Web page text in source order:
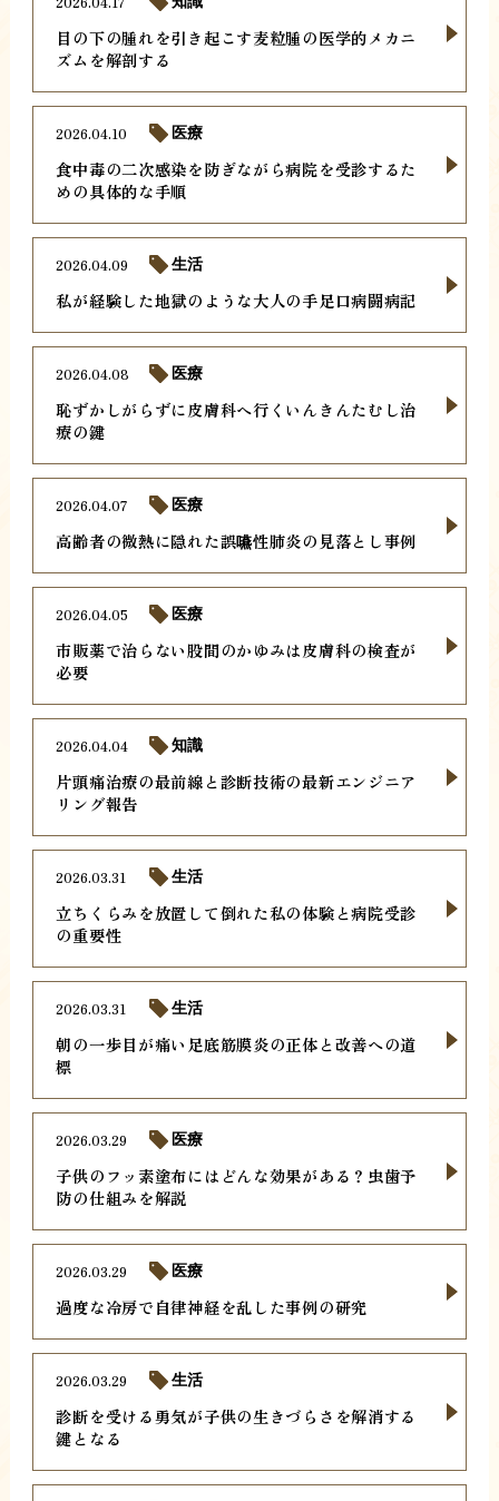
目の下の腫れを引き起こす麦粒腫の医学的メカニ
ズムを解剖する
食中毒の二次感染を防ぎながら病院を受診するた
めの具体的な手順
2026.04.10 医療
私が経験した地獄のような大人の手足口病闘病記
2026.04.09 生活
恥ずかしがらずに皮膚科へ行くいんきんたむし治
療の鍵
2026.04.08 医療
高齢者の微熱に隠れた誤嚥性肺炎の見落とし事例
2026.04.07 医療
市販薬で治らない股間のかゆみは皮膚科の検査が
必要
2026.04.05 医療
片頭痛治療の最前線と診断技術の最新エンジニア
リング報告
2026.04.04 知識
立ちくらみを放置して倒れた私の体験と病院受診
の重要性
2026.03.31 生活
朝の一歩目が痛い足底筋膜炎の正体と改善への道
標
2026.03.31 生活
子供のフッ素塗布にはどんな効果がある？虫歯予
防の仕組みを解説
2026.03.29 医療
過度な冷房で自律神経を乱した事例の研究
2026.03.29 医療
診断を受ける勇気が子供の生きづらさを解消する
鍵となる
2026.03.29 生活